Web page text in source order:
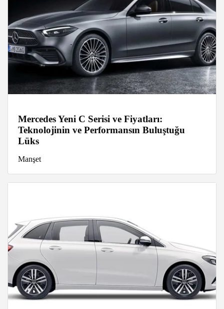
Mercedes Yeni C Serisi ve Fiyatları:
Teknolojinin ve Performansın Buluştuğu
Lüks
Manşet